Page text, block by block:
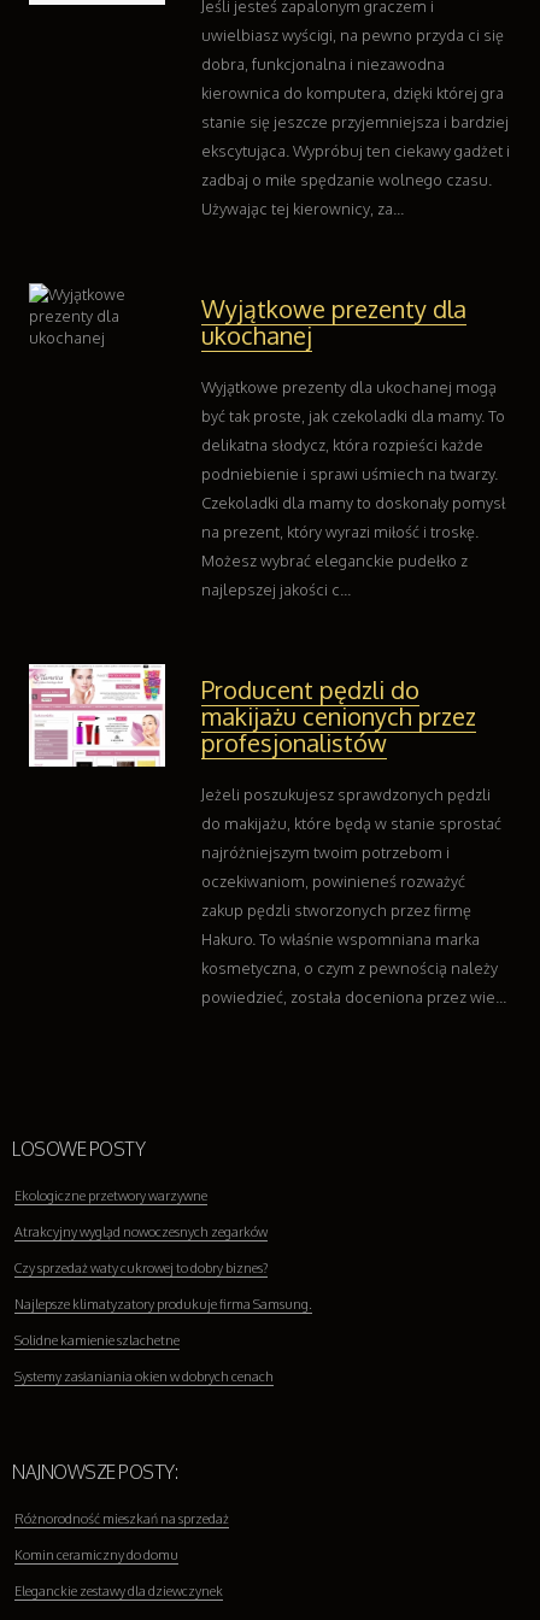
Kontakt
Jeśli jesteś zapalonym graczem i
uwielbiasz wyścigi, na pewno przyda ci się
dobra, funkcjonalna i niezawodna
kierownica do komputera, dzięki której gra
stanie się jeszcze przyjemniejsza i bardziej
ekscytująca. Wypróbuj ten ciekawy gadżet i
zadbaj o miłe spędzanie wolnego czasu.
Używając tej kierownicy, za...
Wyjątkowe prezenty dla
ukochanej
Wyjątkowe prezenty dla ukochanej mogą
być tak proste, jak czekoladki dla mamy. To
delikatna słodycz, która rozpieści każde
podniebienie i sprawi uśmiech na twarzy.
Czekoladki dla mamy to doskonały pomysł
na prezent, który wyrazi miłość i troskę.
Możesz wybrać eleganckie pudełko z
najlepszej jakości c...
Producent pędzli do
makijażu cenionych przez
profesjonalistów
Jeżeli poszukujesz sprawdzonych pędzli
do makijażu, które będą w stanie sprostać
najróżniejszym twoim potrzebom i
oczekiwaniom, powinieneś rozważyć
zakup pędzli stworzonych przez firmę
Hakuro. To właśnie wspomniana marka
kosmetyczna, o czym z pewnością należy
powiedzieć, została doceniona przez wie...
LOSOWE POSTY
Ekologiczne przetwory warzywne
Atrakcyjny wygląd nowoczesnych zegarków
Czy sprzedaż waty cukrowej to dobry biznes?
Najlepsze klimatyzatory produkuje firma Samsung.
Solidne kamienie szlachetne
Systemy zasłaniania okien w dobrych cenach
NAJNOWSZE POSTY:
Różnorodność mieszkań na sprzedaż
Komin ceramiczny do domu
Eleganckie zestawy dla dziewczynek